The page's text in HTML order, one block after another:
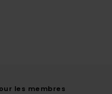
les membres